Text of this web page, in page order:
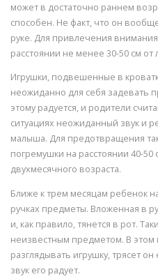
может в достаточно раннем
способен. Не факт, что он
руке. Для привлечения
расстоянии не менее 30-50 см от
Игрушки, подвешенные в
неожиданно для себя задевать
этому радуется, и родители
ситуациях неожиданный звук и
малыша. Для предотвращения
погремушки на расстоянии 40-
двухмесячного возраста.
Ближе к трем месяцам ребенок
ручках предметы. Вложенная в
и, как правило, тянется в рот.
неизвестным предметом. В этом
разглядывать игрушку, трясет
звук его радует.